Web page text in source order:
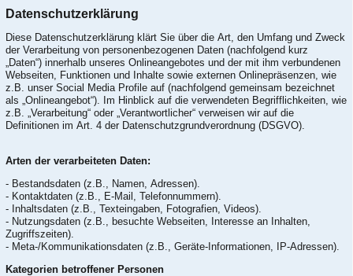
Datenschutzerklärung
Diese Datenschutzerklärung klärt Sie über die Art, den Umfang und Zweck
der Verarbeitung von personenbezogenen Daten (nachfolgend kurz
„Daten“) innerhalb unseres Onlineangebotes und der mit ihm verbundenen
Webseiten, Funktionen und Inhalte sowie externen Onlinepräsenzen, wie
z.B. unser Social Media Profile auf (nachfolgend gemeinsam bezeichnet
als „Onlineangebot“). Im Hinblick auf die verwendeten Begrifflichkeiten, wie
z.B. „Verarbeitung“ oder „Verantwortlicher“ verweisen wir auf die
Definitionen im Art. 4 der Datenschutzgrundverordnung (DSGVO).
Arten der verarbeiteten Daten:
- Bestandsdaten (z.B., Namen, Adressen).
- Kontaktdaten (z.B., E-Mail, Telefonnummern).
- Inhaltsdaten (z.B., Texteingaben, Fotografien, Videos).
- Nutzungsdaten (z.B., besuchte Webseiten, Interesse an Inhalten,
Zugriffszeiten).
- Meta-/Kommunikationsdaten (z.B., Geräte-Informationen, IP-Adressen).
Kategorien betroffener Personen